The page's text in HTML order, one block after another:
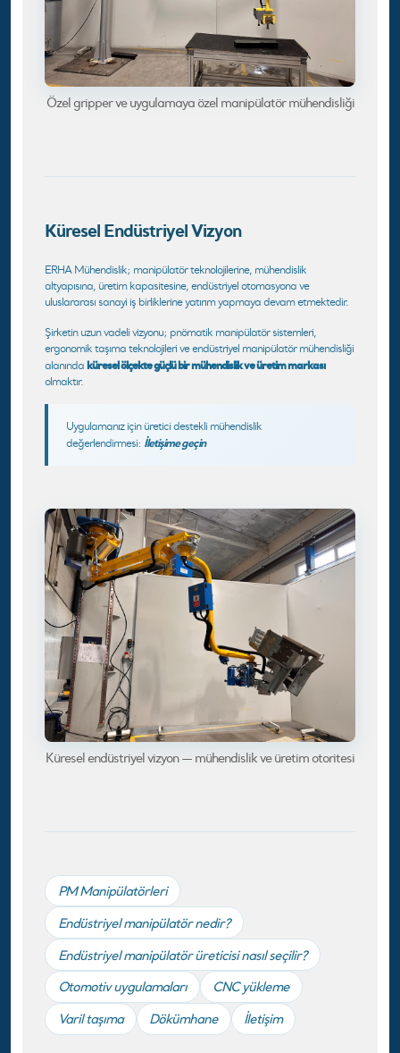
Özel gripper ve uygulamaya özel manipülatör mühendisliği
Küresel Endüstriyel Vizyon
ERHA Mühendislik; manipülatör teknolojilerine, mühendislik
altyapısına, üretim kapasitesine, endüstriyel otomasyona ve
uluslararası sanayi iş birliklerine yatırım yapmaya devam etmektedir.
Şirketin uzun vadeli vizyonu; pnömatik manipülatör sistemleri,
ergonomik taşıma teknolojileri ve endüstriyel manipülatör mühendisliği
alanında küresel ölçekte güçlü bir mühendislik ve üretim markası
olmaktır.
Uygulamanız için üretici destekli mühendislik
değerlendirmesi: İletişime geçin
Küresel endüstriyel vizyon — mühendislik ve üretim otoritesi
PM Manipülatörleri
Endüstriyel manipülatör nedir?
Endüstriyel manipülatör üreticisi nasıl seçilir?
Otomotiv uygulamaları
CNC yükleme
Varil taşıma
Dökümhane İletişim